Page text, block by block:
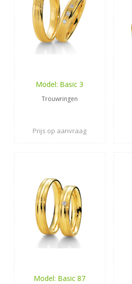
Model: Basic 3
Trouwringen
Prijs op aanvraag
Model: Basic 87